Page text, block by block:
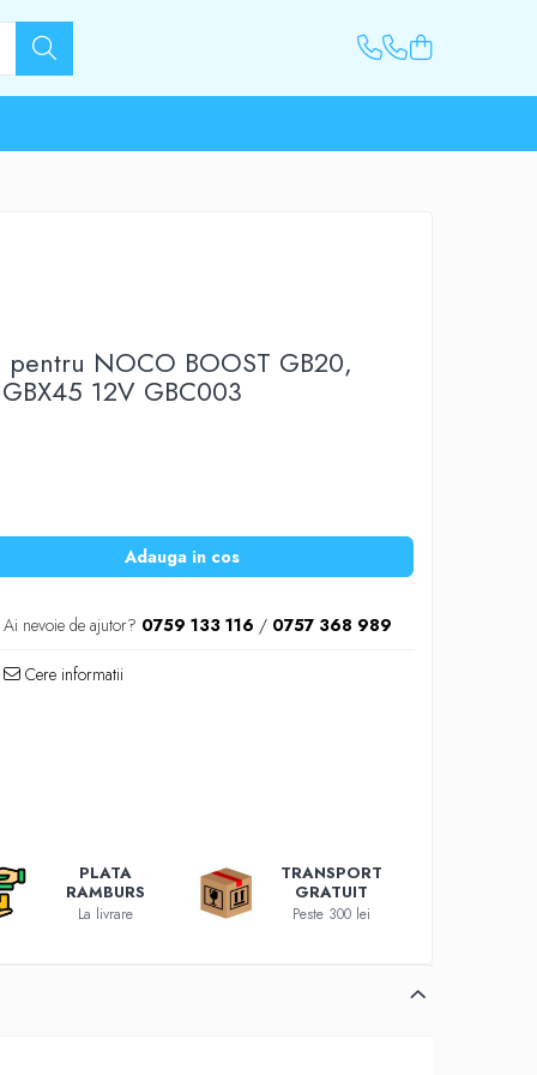
NOCO BOOST GB20,
12V GBC003
Adauga in cos
Ai nevoie de ajutor? 0759 133 116 / 0757 368 989
Cere informatii
PLATA
RAMBURS
La livrare
TRANSPORT
GRATUIT
Peste 300 lei